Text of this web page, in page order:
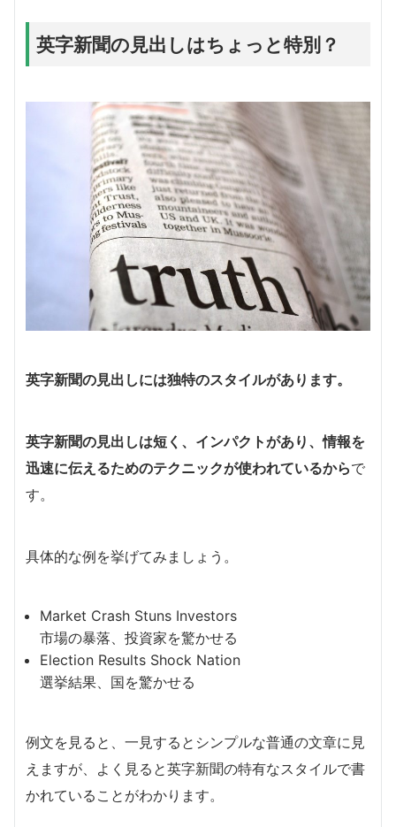
英字新聞の見出しはちょっと特別？
英字新聞の見出しには独特のスタイルがあります。
英字新聞の見出しは短く、インパクトがあり、情報を
迅速に伝えるためのテクニックが使われているからで
す。
具体的な例を挙げてみましょう。
Market Crash Stuns Investors
市場の暴落、投資家を驚かせる
Election Results Shock Nation
選挙結果、国を驚かせる
例文を見ると、一見するとシンプルな普通の文章に見
えますが、よく見ると英字新聞の特有なスタイルで書
かれていることがわかります。